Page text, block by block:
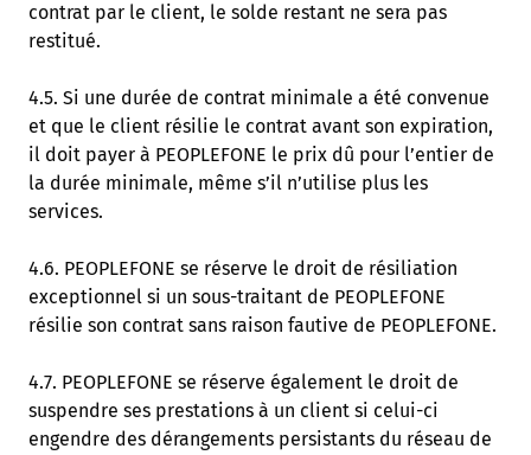
contrat par le client, le solde restant ne sera pas
restitué.
4.5. Si une durée de contrat minimale a été convenue
et que le client résilie le contrat avant son expiration,
il doit payer à PEOPLEFONE le prix dû pour l’entier de
la durée minimale, même s’il n’utilise plus les
services.
4.6. PEOPLEFONE se réserve le droit de résiliation
exceptionnel si un sous-traitant de PEOPLEFONE
résilie son contrat sans raison fautive de PEOPLEFONE.
4.7. PEOPLEFONE se réserve également le droit de
suspendre ses prestations à un client si celui-ci
engendre des dérangements persistants du réseau de